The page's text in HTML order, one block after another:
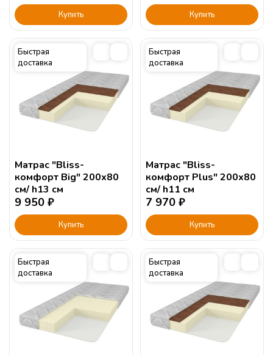
Купить Купить
Быстрая
доставка
Матрас "Bliss-
комфорт Big" 200х80
см/ h13 см
9 950 ₽
Купить
Быстрая
доставка
Матрас "Bliss-
комфорт Plus" 200х80
см/ h11 см
7 970 ₽
Купить
Быстрая
доставка
Быстрая
доставка